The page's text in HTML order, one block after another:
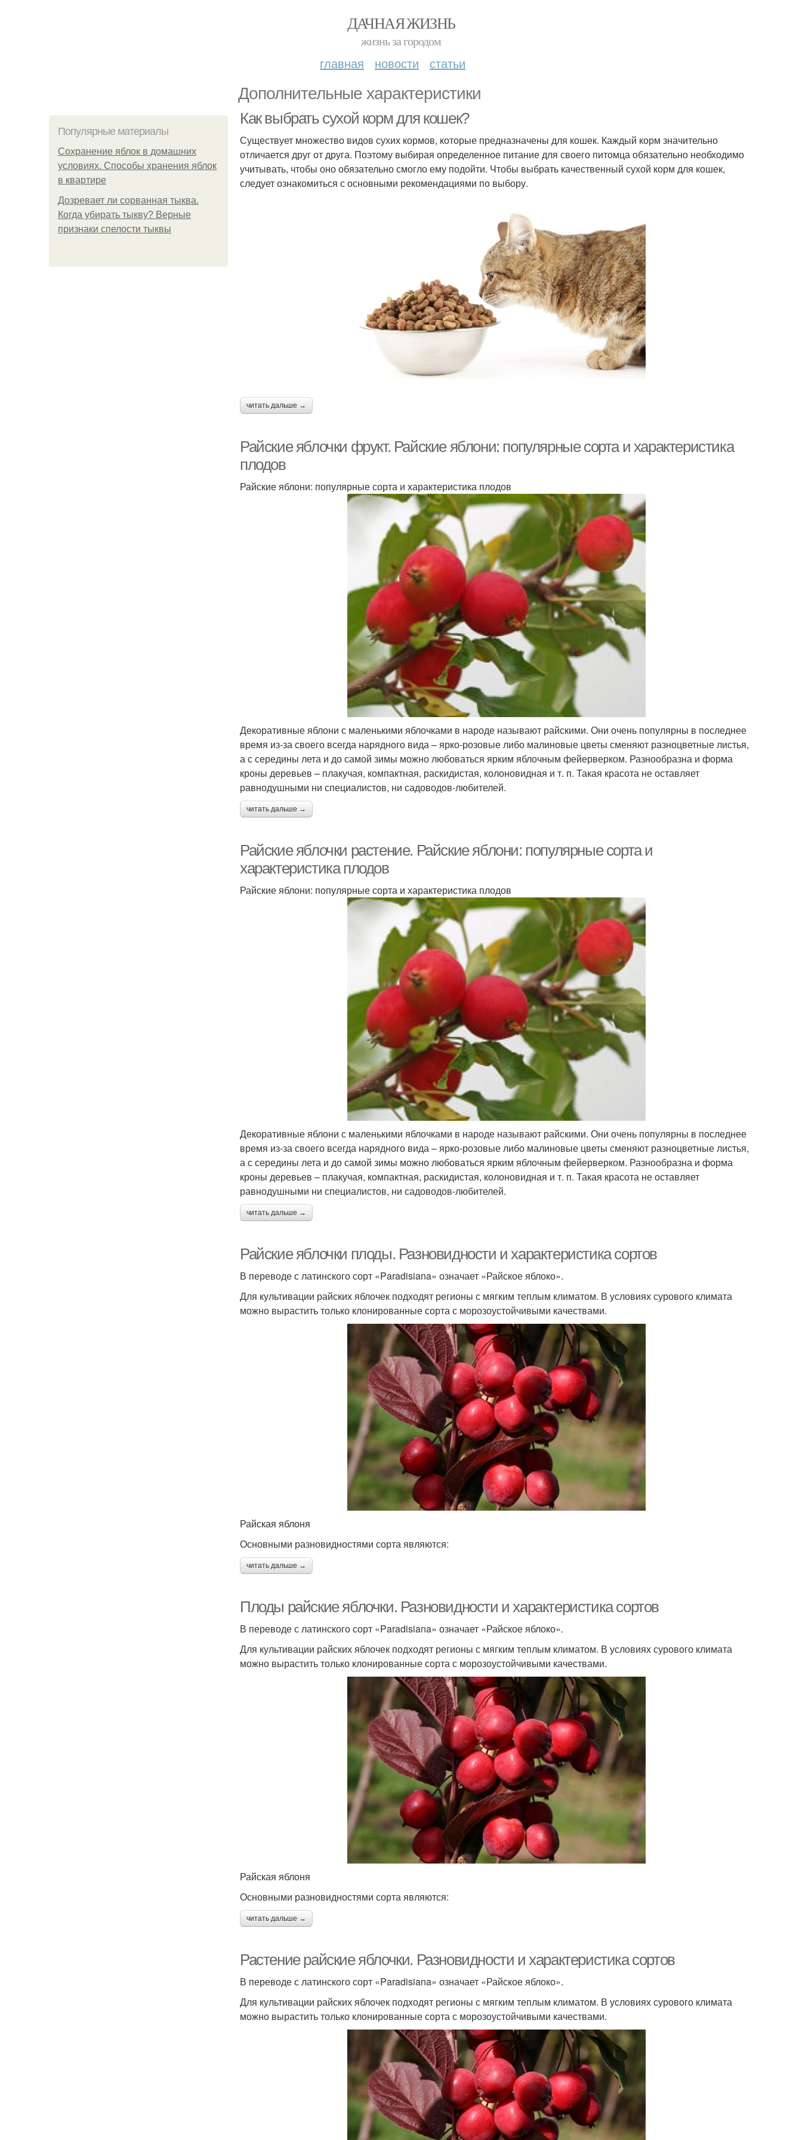
ДАЧНАЯ ЖИЗНЬ
жизнь за городом
главная новости статьи
Дополнительные характеристики
Популярные материалы
Сохранение яблок в домашних
условиях. Способы хранения яблок
в квартире
Дозревает ли сорванная тыква.
Когда убирать тыкву? Верные
признаки спелости тыквы
Как выбрать сухой корм для кошек?
Существует множество видов сухих кормов, которые предназначены для кошек. Каждый корм значительно
отличается друг от друга. Поэтому выбирая определенное питание для своего питомца обязательно необходимо
учитывать, чтобы оно обязательно смогло ему подойти. Чтобы выбрать качественный сухой корм для кошек,
следует ознакомиться с основными рекомендациями по выбору.
читать дальше →
Райские яблочки фрукт. Райские яблони: популярные сорта и характеристика
плодов
Райские яблони: популярные сорта и характеристика плодов
Декоративные яблони с маленькими яблочками в народе называют райскими. Они очень популярны в последнее
время из-за своего всегда нарядного вида – ярко-розовые либо малиновые цветы сменяют разноцветные листья,
а с середины лета и до самой зимы можно любоваться ярким яблочным фейерверком. Разнообразна и форма
кроны деревьев – плакучая, компактная, раскидистая, колоновидная и т. п. Такая красота не оставляет
равнодушными ни специалистов, ни садоводов-любителей.
читать дальше →
Райские яблочки растение. Райские яблони: популярные сорта и
характеристика плодов
Райские яблони: популярные сорта и характеристика плодов
Декоративные яблони с маленькими яблочками в народе называют райскими. Они очень популярны в последнее
время из-за своего всегда нарядного вида – ярко-розовые либо малиновые цветы сменяют разноцветные листья,
а с середины лета и до самой зимы можно любоваться ярким яблочным фейерверком. Разнообразна и форма
кроны деревьев – плакучая, компактная, раскидистая, колоновидная и т. п. Такая красота не оставляет
равнодушными ни специалистов, ни садоводов-любителей.
читать дальше →
Райские яблочки плоды. Разновидности и характеристика сортов
В переводе с латинского сорт «Paradisiana» означает «Райское яблоко».
Для культивации райских яблочек подходят регионы с мягким теплым климатом. В условиях сурового климата
можно вырастить только клонированные сорта с морозоустойчивыми качествами.
Райская яблоня
Основными разновидностями сорта являются:
читать дальше →
Плоды райские яблочки. Разновидности и характеристика сортов
В переводе с латинского сорт «Paradisiana» означает «Райское яблоко».
Для культивации райских яблочек подходят регионы с мягким теплым климатом. В условиях сурового климата
можно вырастить только клонированные сорта с морозоустойчивыми качествами.
Райская яблоня
Основными разновидностями сорта являются:
читать дальше →
Растение райские яблочки. Разновидности и характеристика сортов
В переводе с латинского сорт «Paradisiana» означает «Райское яблоко».
Для культивации райских яблочек подходят регионы с мягким теплым климатом. В условиях сурового климата
можно вырастить только клонированные сорта с морозоустойчивыми качествами.